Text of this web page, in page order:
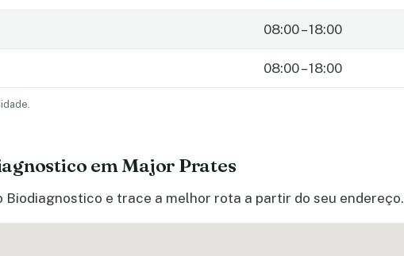
08:00 – 18:00
08:00 – 18:00
em Major Prates
Biodiagnostico e trace a melhor rota a partir do seu endereço.